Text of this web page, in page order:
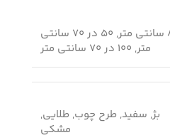
120 در 80 سانتی متر, 50 در 70 سانتی
متر, 100 در 70 سانتی متر
بژ, سفید, طرح چوب, طلایی,
مشکی